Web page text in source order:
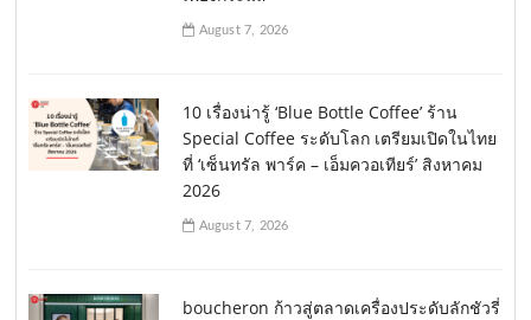
August 7, 2026
10 เรื่องน่ารู้ ‘Blue Bottle Coffee’ ร้าน
Special Coffee ระดับโลก เตรียมเปิดในไทย
ที่ ‘เซ็นทรัล พาร์ค – เอ็มควอเทียร์’ สิงหาคม
2026
August 7, 2026
boucheron ก้าวสู่ตลาดเครื่องประดับลักชัวรี่